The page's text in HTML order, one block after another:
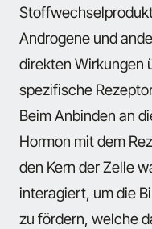
Androgene und
direkten Wirkungen
spezifische
Beim Anbinden an
Hormon mit dem
den Kern der Zelle
interagiert, um die
zu fördern, welche